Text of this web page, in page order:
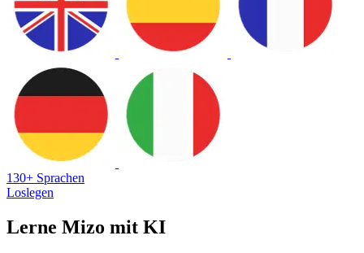
130+ Sprachen
Loslegen
Lerne Mizo mit KI